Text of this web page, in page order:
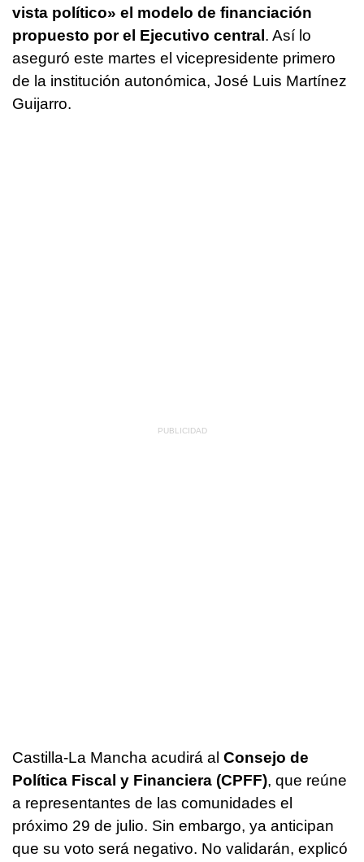
vista político» el modelo de financiación
propuesto por el Ejecutivo central . Así lo
aseguró este martes el vicepresidente primero
de la institución autonómica, José Luis Martínez
Guijarro.
Castilla-La Mancha acudirá al Consejo de
Política Fiscal y Financiera (CPFF), que reúne
a representantes de las comunidades el
próximo 29 de julio. Sin embargo, ya anticipan
que su voto será negativo. No validarán, explicó